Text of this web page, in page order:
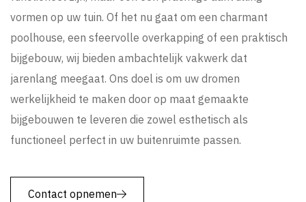
vormen op uw tuin. Of het nu gaat om een charmant
poolhouse, een sfeervolle overkapping of een praktisch
bijgebouw, wij bieden ambachtelijk vakwerk dat
jarenlang meegaat. Ons doel is om uw dromen
werkelijkheid te maken door op maat gemaakte
bijgebouwen te leveren die zowel esthetisch als
functioneel perfect in uw buitenruimte passen.
Contact opnemen